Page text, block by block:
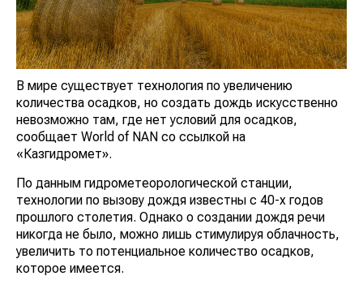
В мире существует технология по увеличению
количества осадков, но создать дождь искусственно
невозможно там, где нет условий для осадков,
сообщает World of NAN со ссылкой на
«Казгидромет».
По данным гидрометеорологической станции,
технологии по вызову дождя известны с 40-х годов
прошлого столетия. Однако о создании дождя речи
никогда не было, можно лишь стимулируя облачность,
увеличить то потенциальное количество осадков,
которое имеется.